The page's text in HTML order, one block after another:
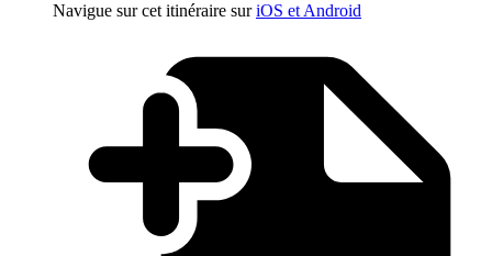
Navigue sur cet itinéraire suriOS et Android